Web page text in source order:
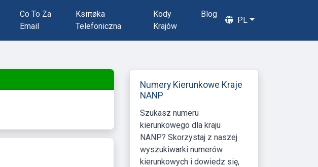
Co To Za
Email
Ksiπøka
Telefoniczna
Kody
Krajów
Blog
PL
Numery Kierunkowe Kraje
NANP
Szukasz numeru
kierunkowego dla kraju
NANP? Skorzystaj z naszej
wyszukiwarki numerów
kierunkowych i dowiedz się,